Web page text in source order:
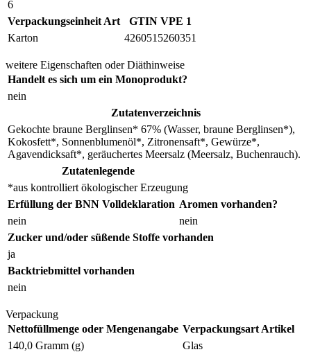
6
Verpackungseinheit Art
Karton
GTIN VPE 1
4260515260351
weitere Eigenschaften oder Diäthinweise
Handelt es sich um ein Monoprodukt?
nein
Zutatenverzeichnis
Gekochte braune Berglinsen* 67% (Wasser, braune Berglinsen*),
Kokosfett*, Sonnenblumenöl*, Zitronensaft*, Gewürze*,
Agavendicksaft*, geräuchertes Meersalz (Meersalz, Buchenrauch).
Zutatenlegende
*aus kontrolliert ökologischer Erzeugung
Erfüllung der BNN Volldeklaration
nein
Aromen vorhanden?
nein
Zucker und/oder süßende Stoffe vorhanden
ja
Backtriebmittel vorhanden
nein
Verpackung
Nettofüllmenge oder Mengenangabe
140,0 Gramm (g)
Verpackungsart Artikel
Glas